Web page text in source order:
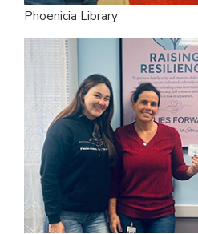
Phoenicia Library